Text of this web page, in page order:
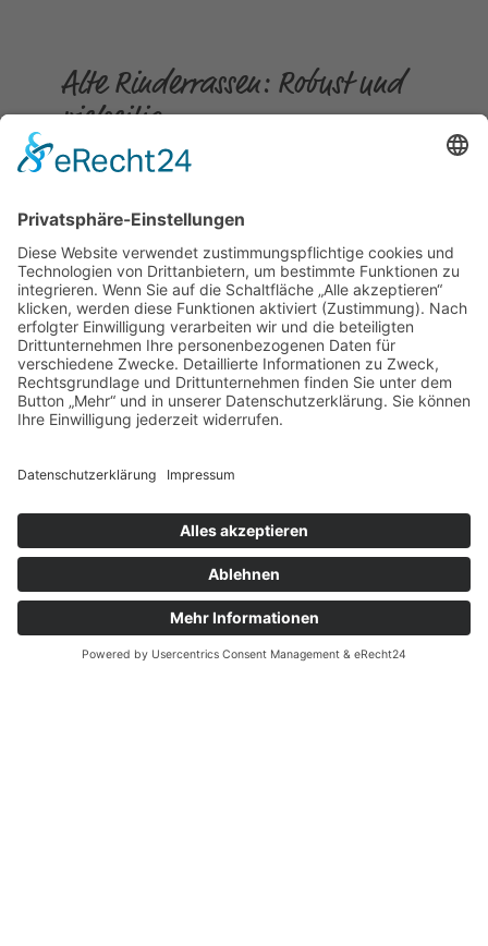
Alte Rinderrassen: Robust und
vielseitig
Gepostet am12.03.2024